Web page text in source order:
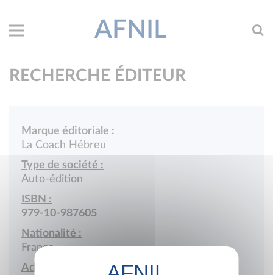
AFNIL
RECHERCHE ÉDITEUR
Marque éditoriale :
La Coach Hébreu
Type de société :
Auto-édition
ISBN :
979-10-987605
Nationalité :
France
Adresse :